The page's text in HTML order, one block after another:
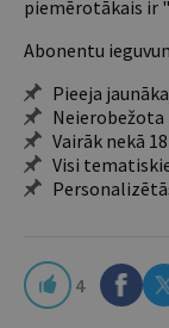
piemērotākais ir
Abonentu
Pieeja
Neierobežota
Vairāk nekā
Visi
4